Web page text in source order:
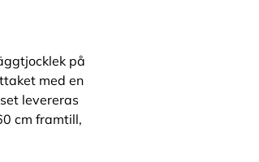
på
med en
levereras
cm framtill,